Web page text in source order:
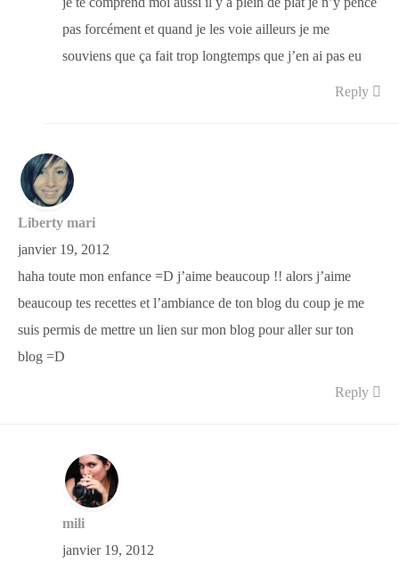
pas forcément et quand je les voie ailleurs je me
souviens que ça fait trop longtemps que j’en ai pas eu
Reply
Liberty mari
janvier 19, 2012
haha toute mon enfance =D j’aime beaucoup !! alors j’aime
beaucoup tes recettes et l’ambiance de ton blog du coup je me
suis permis de mettre un lien sur mon blog pour aller sur ton
blog =D
Reply
mili
janvier 19, 2012